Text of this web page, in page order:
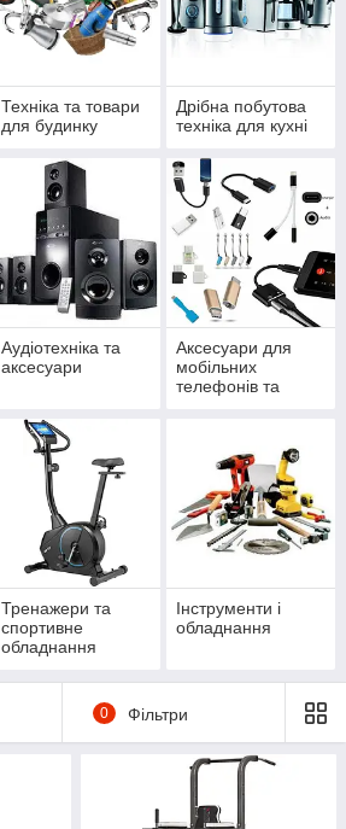
Техніка та товари
для будинку
Дрібна побутова
техніка для кухні
Аудіотехніка та
аксесуари
Аксесуари для
мобільних
телефонів та
Тренажери та
спортивне
обладнання
Інструменти і
обладнання
0 Фільтри